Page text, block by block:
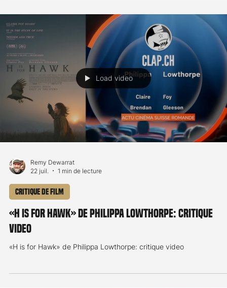
Sandro Paulo
27 juil.
3 min de lecture
Critique de film
Critique de Nightborn
Note: 3.5/5 Pour son nouveau long-métrage, la réalisatrice
finlandaise Hanna Bergholm continue son exploration des liens
époux Jon rêvent de fonder une famille et d'élever leurs enfants
milieu de la nature. Pour cela, ils décident d'emménager dans la
maison où Saga a passé une grande partie de son enfance, au
de la forêt finlandaise. Dans cet environnement envoûtant,